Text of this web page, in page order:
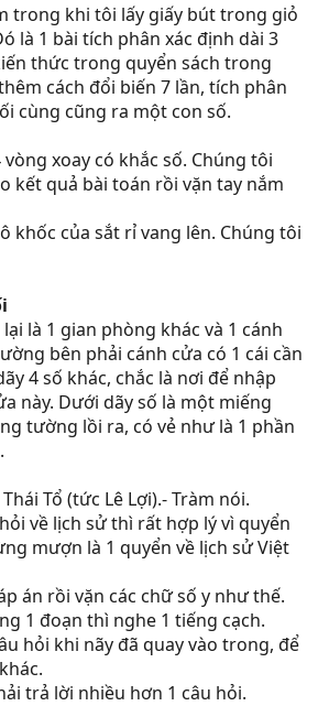
trong khi tôi lấy giấy bút trong giỏ
là 1 bài tích phân xác định dài 3
thức trong quyển sách trong
cách đổi biến 7 lần, tích phân
cùng cũng ra một con số.
xoay có khắc số. Chúng tôi
kết quả bài toán rồi vặn tay nắm
khốc của sắt rỉ vang lên. Chúng tôi
là 1 gian phòng khác và 1 cánh
bên phải cánh cửa có 1 cái cần
4 số khác, chắc là nơi để nhập
này. Dưới dãy số là một miếng
tường lồi ra, có vẻ như là 1 phần
Tổ (tức Lê Lợi).- Tràm nói.
về lịch sử thì rất hợp lý vì quyển
mượn là 1 quyển về lịch sử Việt
án rồi vặn các chữ số y như thế.
1 đoạn thì nghe 1 tiếng cạch.
hỏi khi nãy đã quay vào trong, để
trả lời nhiều hơn 1 câu hỏi.